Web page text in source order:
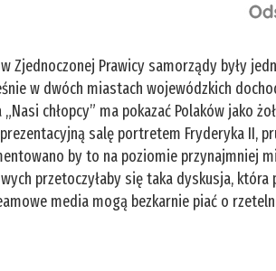
Zjednoczonej Prawicy samorządy były
w dwóch miastach wojewódzkich
chłopcy” ma pokazać Polaków jako
salę portretem Fryderyka II,
by to na poziomie przynajmniej
przetoczyłaby się taka dyskusja,
media mogą bezkarnie piać o